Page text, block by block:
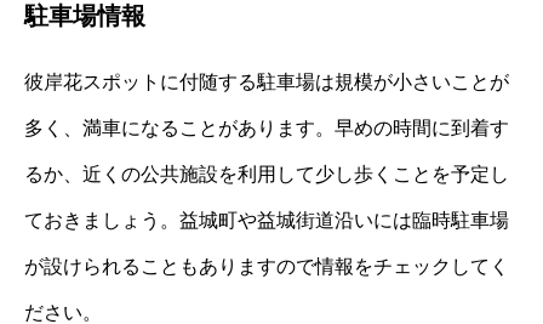
駐車場情報
彼岸花スポットに付随する駐車場は規模が小さいことが
多く、満車になることがあります。早めの時間に到着す
るか、近くの公共施設を利用して少し歩くことを予定し
ておきましょう。益城町や益城街道沿いには臨時駐車場
が設けられることもありますので情報をチェックしてく
ださい。